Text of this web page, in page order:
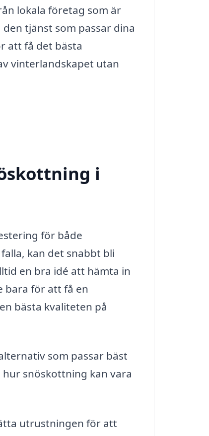
lokala företag som är
tjänst som passar dina
att få det bästa
vinterlandskapet utan
i
för både
kan det snabbt bli
en bra idé att hämta in
bara för att få en
bästa kvaliteten på
som passar bäst
snöskottning kan vara
utrustningen för att